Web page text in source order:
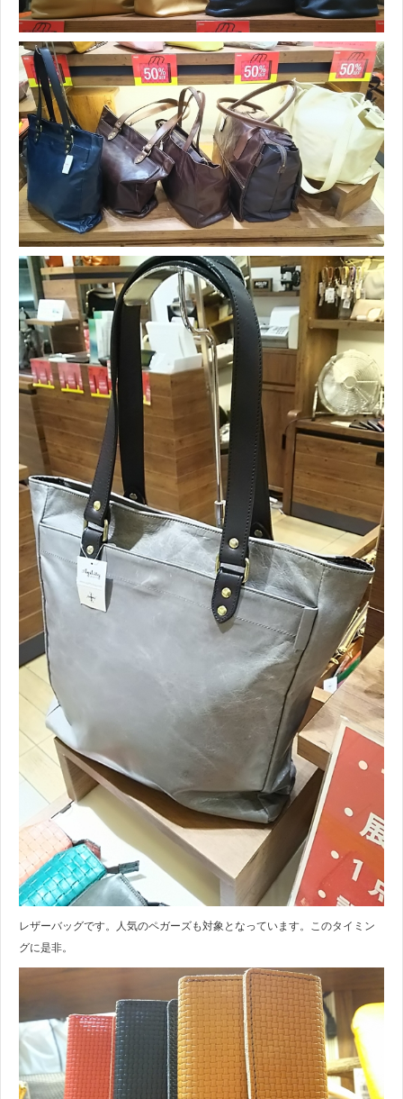
レザーバッグです。人気のペガーズも対象となっています。このタイミン
グに是非。